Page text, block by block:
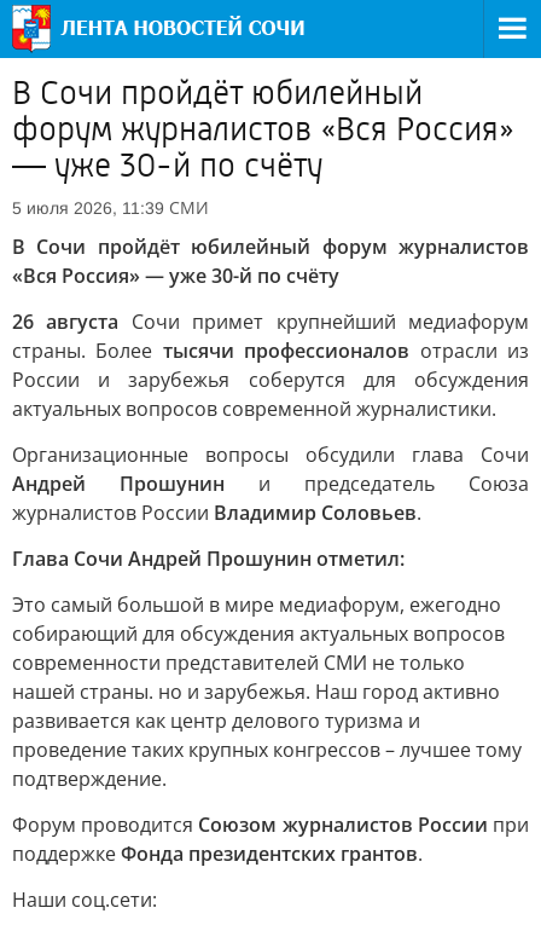
В Сочи пройдёт юбилейный
форум журналистов «Вся Россия»
— уже 30-й по счёту
5 июля 2026, 11:39 СМИ
В Сочи пройдёт юбилейный форум журналистов
«Вся Россия» — уже 30-й по счёту
26 августа Сочи примет крупнейший медиафорум
страны. Более тысячи профессионалов отрасли из
России и зарубежья соберутся для обсуждения
актуальных вопросов современной журналистики.
Организационные вопросы обсудили глава Сочи
Андрей Прошунин и председатель Союза
журналистов России Владимир Соловьев.
Глава Сочи Андрей Прошунин отметил:
Это самый большой в мире медиафорум, ежегодно
собирающий для обсуждения актуальных вопросов
современности представителей СМИ не только
нашей страны. но и зарубежья. Наш город активно
развивается как центр делового туризма и
проведение таких крупных конгрессов – лучшее тому
подтверждение.
Форум проводится Союзом журналистов России при
поддержкеФонда президентских грантов.
Наши соц.сети: